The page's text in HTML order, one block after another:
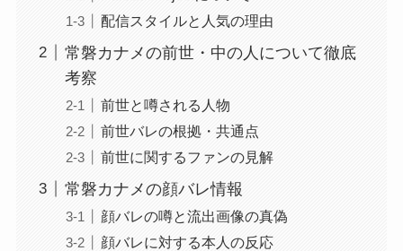
配信スタイルと人気の理由
常磐カナメの前世・中の人について徹底
考察
前世と噂される人物
前世バレの根拠・共通点
前世に関するファンの見解
常磐カナメの顔バレ情報
顔バレの噂と流出画像の真偽
顔バレに対する本人の反応